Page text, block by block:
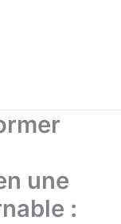
une
: